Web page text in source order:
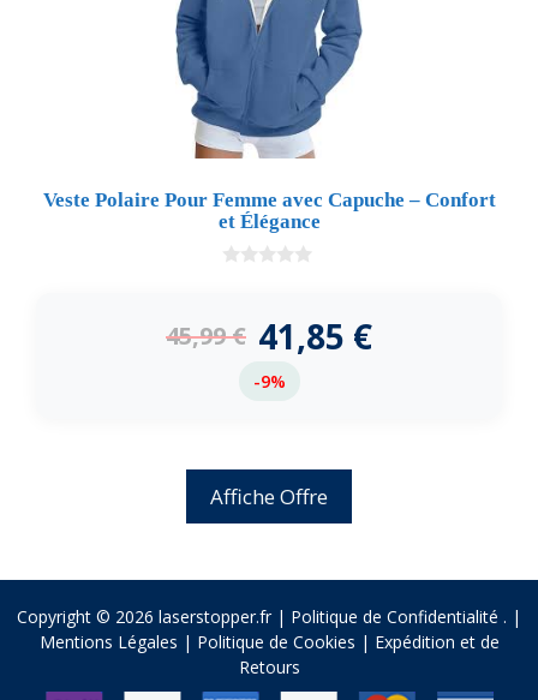
Veste Polaire Pour Femme avec Capuche – Confort
et Élégance
5
45,99€ 41,85 €
-9%
Affiche Offre
Copyright © 2026 laserstopper.fr | Politique de Confidentialité . |
Mentions Légales | Politique de Cookies | Expédition et de
Retours